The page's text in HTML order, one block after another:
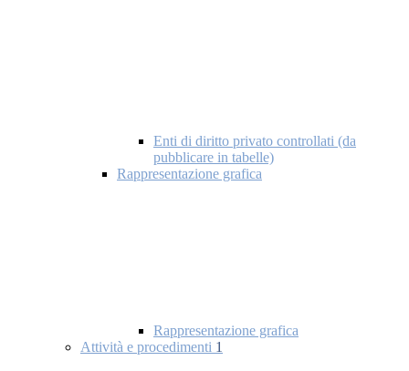
Enti di diritto privato controllati (da
pubblicare in tabelle)
Rappresentazione grafica
Rappresentazione grafica
Attività e procedimenti 1